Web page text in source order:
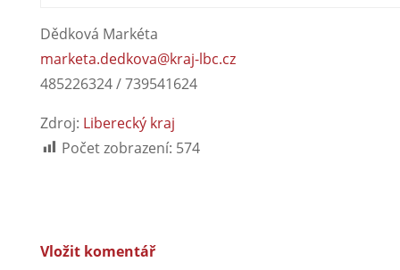
Dědková Markéta
marketa.dedkova@kraj-lbc.cz
485226324 / 739541624
Zdroj: Liberecký kraj
Počet zobrazení: 574
Vložit komentář